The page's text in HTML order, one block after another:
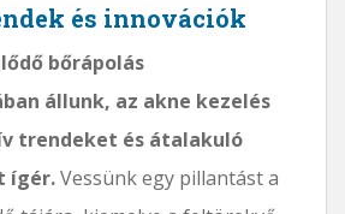
és innovációk
bőrápolás
állunk, az akne kezelés
trendeket és átalakuló
ígér.Vessünk egy pillantást a